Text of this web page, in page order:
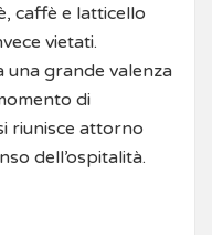
caffè e latticello
vietati.
grande valenza
di
riunisce attorno
dell’ospitalità.